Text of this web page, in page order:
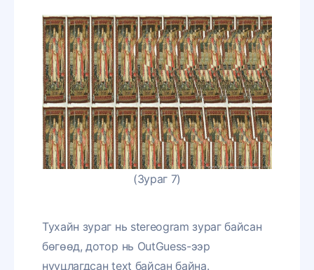
(Зураг 7)
Тухайн зураг нь stereogram зураг байсан
бөгөөд, дотор нь OutGuess-ээр
нууцлагдсан text байсан байна.